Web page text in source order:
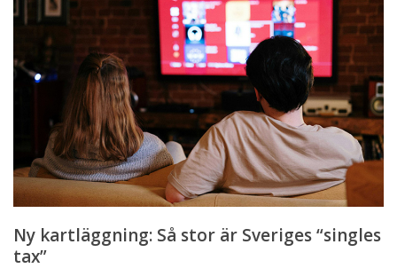
Så
Sveriges
Ny kartläggning: Så stor är Sveriges “singles
tax”